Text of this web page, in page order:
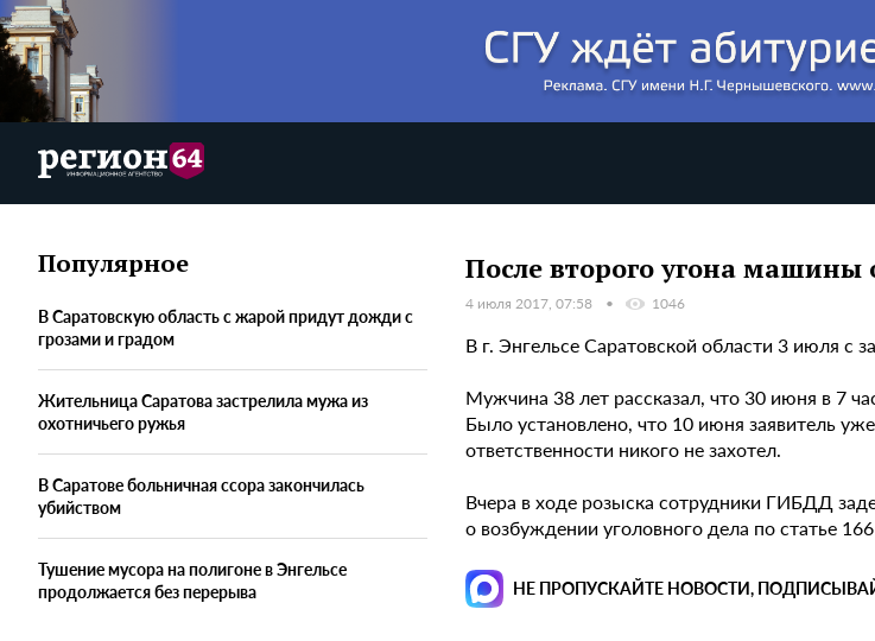
Популярное
В Саратовскую область с жарой придут дожди с
грозами и градом
Жительница Саратова застрелила мужа из
охотничьего ружья
В Саратове больничная ссора закончилась
убийством
Тушение мусора на полигоне в Энгельсе
продолжается без перерыва
После второго угона
4 июля 2017, 07:58 1046
В г. Энгельсе Саратовской области 3 июля с
Мужчина 38 лет рассказал, что 30 июня в 7
Было установлено, что 10 июня заявитель
ответственности никого не захотел.
Вчера в ходе розыска сотрудники ГИБДД
о возбуждении уголовного дела по статье
НЕ ПРОПУСКАЙТЕ НОВОСТИ,